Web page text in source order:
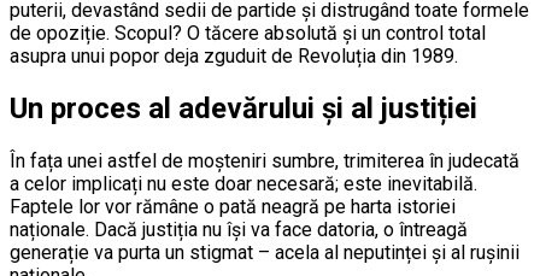
puterii, devastând sedii de partide și distrugând toate formele
de opoziție. Scopul? O tăcere absolută și un control total
asupra unui popor deja zguduit de Revoluția din 1989.
Un proces al adevărului și al justiției
În fața unei astfel de moșteniri sumbre, trimiterea în judecată
a celor implicați nu este doar necesară; este inevitabilă.
Faptele lor vor rămâne o pată neagră pe harta istoriei
naționale. Dacă justiția nu își va face datoria, o întreagă
generație va purta un stigmat – acela al neputinței și al rușinii